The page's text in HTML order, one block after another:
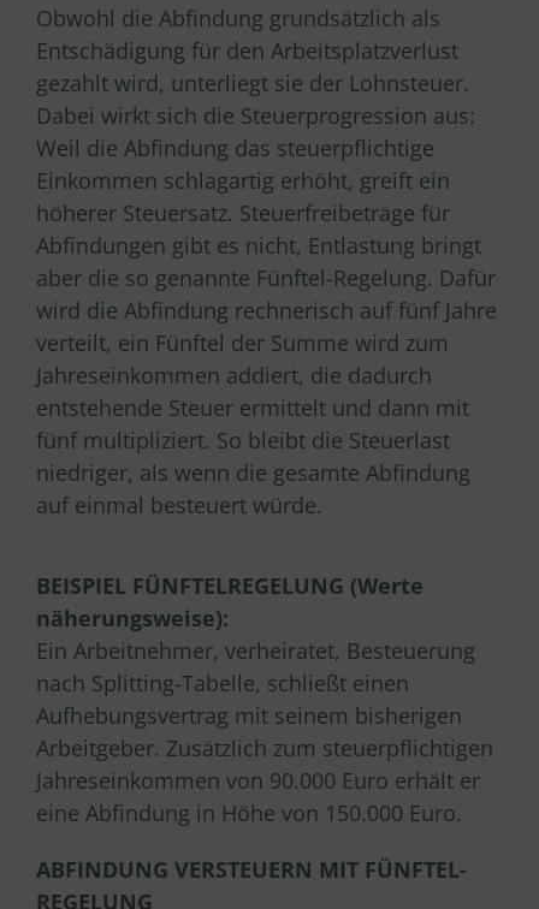
Obwohl die Abfindung grundsätzlich als
Entschädigung für den Arbeitsplatzverlust
gezahlt wird, unterliegt sie der Lohnsteuer.
Dabei wirkt sich die Steuerprogression aus:
Weil die Abfindung das steuerpflichtige
Einkommen schlagartig erhöht, greift ein
höherer Steuersatz. Steuerfreibeträge für
Abfindungen gibt es nicht, Entlastung bringt
aber die so genannte Fünftel-Regelung. Dafür
wird die Abfindung rechnerisch auf fünf Jahre
verteilt, ein Fünftel der Summe wird zum
Jahreseinkommen addiert, die dadurch
entstehende Steuer ermittelt und dann mit
fünf multipliziert. So bleibt die Steuerlast
niedriger, als wenn die gesamte Abfindung
auf einmal besteuert würde.
BEISPIEL FÜNFTELREGELUNG (Werte
näherungsweise):
Ein Arbeitnehmer, verheiratet, Besteuerung
nach Splitting-Tabelle, schließt einen
Aufhebungsvertrag mit seinem bisherigen
Arbeitgeber. Zusätzlich zum steuerpflichtigen
Jahreseinkommen von 90.000 Euro erhält er
eine Abfindung in Höhe von 150.000 Euro.
ABFINDUNG VERSTEUERN MIT FÜNFTEL-
REGELUNG